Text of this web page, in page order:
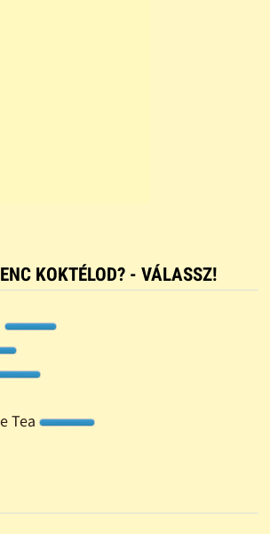
KOKTÉLOD? - VÁLASSZ!
Tea